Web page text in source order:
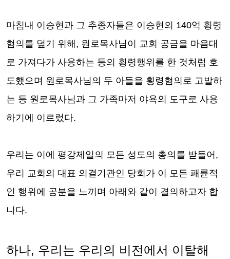
마침내 이승현과 그 추종자들은 이승현의 140억 횡령
혐의를 덮기 위해 , 원로목사님이 교회 공금을 마음대
로 가져다가 사용하는 등의 횡령행위를 한 것처럼 호
도했으며 원로목사님의 두 아들을 횡령혐의로 고발하
는 등 원로목사님과 그 가족마저 야욕의 도구로 사용
하기에 이르렀다.
우리는 이에 평강제일의 모든 성도의 총의를 받들어 ,
우리 교회의 대표 의결기관인 당회가 이 모든 패륜적
인 행위에 공분을 느끼며 아래와 같이 결의하고자 합
니다.
하나, 우리는 우리의 비전에서 이탈해